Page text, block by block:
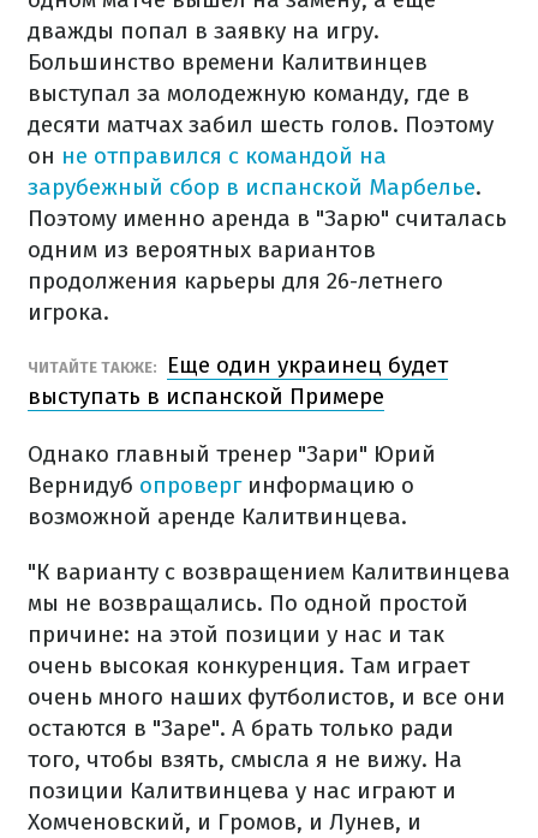
дважды попал в заявку на игру.
Большинство времени Калитвинцев
выступал за молодежную команду, где в
десяти матчах забил шесть голов. Поэтому
он не отправился с командой на
зарубежный сбор в испанской Марбелье.
Поэтому именно аренда в "Зарю" считалась
одним из вероятных вариантов
продолжения карьеры для 26-летнего
игрока.
ЧИТАЙТЕ ТАКЖЕ:
Еще один украинец будет
выступать в испанской Примере
Однако главный тренер "Зари" Юрий
Вернидуб опроверг информацию о
возможной аренде Калитвинцева.
"К варианту с возвращением Калитвинцева
мы не возвращались. По одной простой
причине: на этой позиции у нас и так
очень высокая конкуренция. Там играет
очень много наших футболистов, и все они
остаются в "Заре". А брать только ради
того, чтобы взять, смысла я не вижу. На
позиции Калитвинцева у нас играют и
Хомченовский, и Громов, и Лунев, и